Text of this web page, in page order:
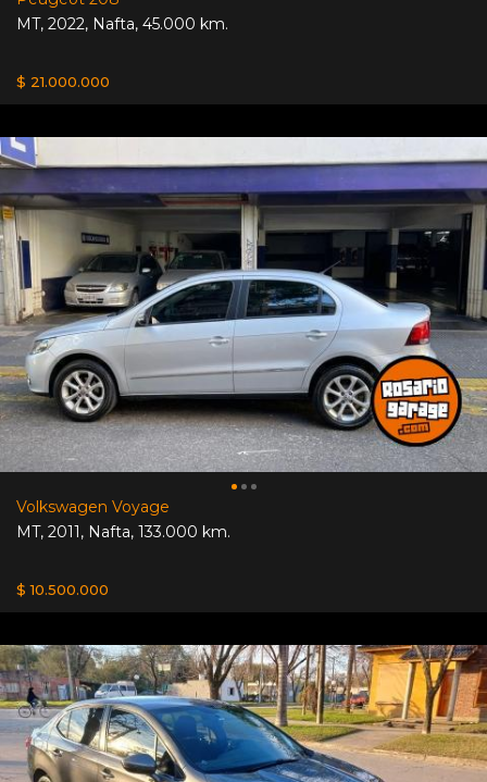
MT, 2022, Nafta, 45.000 km.
$ 21.000.000
Volkswagen Voyage
MT, 2011, Nafta, 133.000 km.
$ 10.500.000